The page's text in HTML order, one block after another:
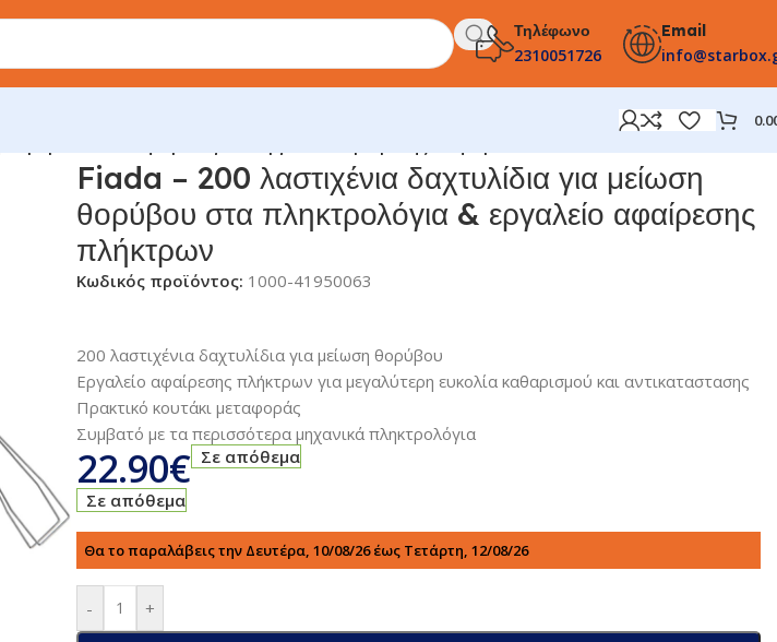
Τηλέφωνο
2310051726
Email
Fiada – 200 λαστιχένια δαχτυλίδια για μείωση
θορύβου στα πληκτρολόγια & εργαλείο αφαίρεσης
πλήκτρων
Κωδικός προϊόντος: 1000-41950063
200 λαστιχένια δαχτυλίδια για μείωση θορύβου
Εργαλείο αφαίρεσης πλήκτρων για μεγαλύτερη ευκολία καθαρισμού και αντικαταστασης
Πρακτικό κουτάκι μεταφοράς
Συμβατό με τα περισσότερα μηχανικά πληκτρολόγια
22.90€ Σε απόθεμα
Σε απόθεμα
Θα το παραλάβεις την Δευτέρα, 10/08/26 έως Τετάρτη, 12/08/26
- +